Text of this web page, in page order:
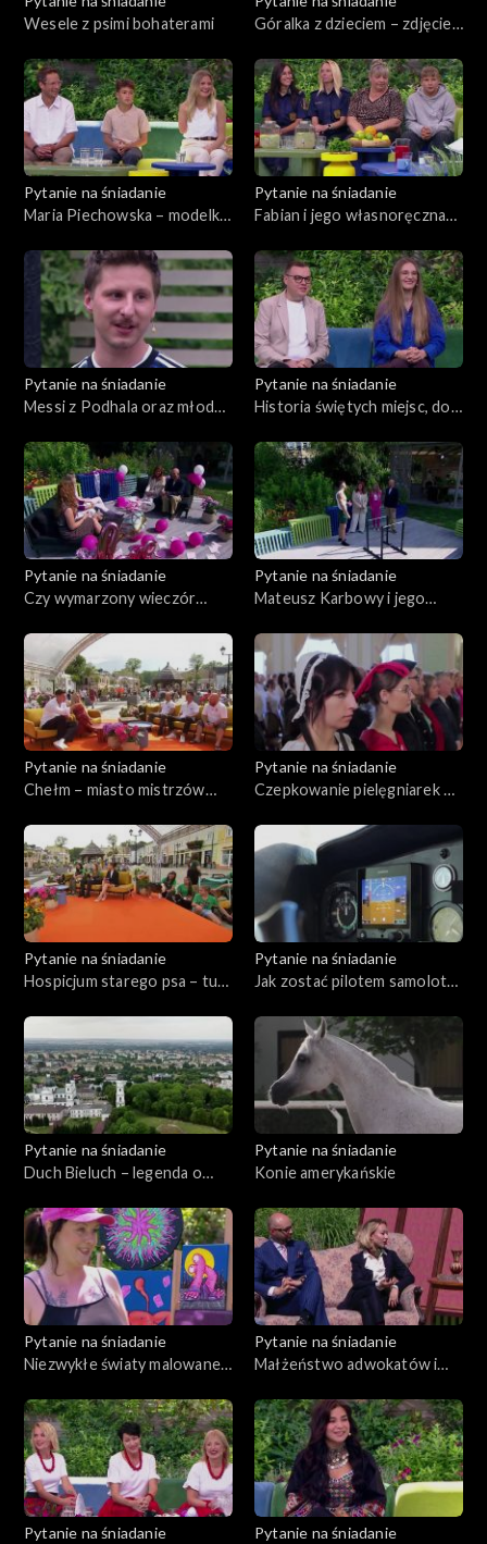
Wesele z psimi bohaterami
Góralka z dzieciem – zdjęcie,
Pytanie na śniadanie
Maria Piechowska – modelka
Pytanie na śniadanie
Fabian i jego własnoręczna
legalnie sprzedawać?
Pytanie na śniadanie
Messi z Podhala oraz młodzi
Mundialu
Pytanie na śniadanie
Historia świętych miejsc, do
Pytanie na śniadanie
Czy wymarzony wieczór
fortunę?
Pytanie na śniadanie
Mateusz Karbowy i jego
Pytanie na śniadanie
Chełm – miasto mistrzów
Pytanie na śniadanie
Czepkowanie pielęgniarek w
Pytanie na śniadanie
Hospicjum starego psa – tu
Pytanie na śniadanie
Jak zostać pilotem samolotu
Pytanie na śniadanie
Duch Bieluch – legenda o
Chełma
Pytanie na śniadanie
Konie amerykańskie
Pytanie na śniadanie
Niezwykłe światy malowane
Pytanie na śniadanie
Małżeństwo adwokatów i
przedmiotach
Pytanie na śniadanie
Pytanie na śniadanie